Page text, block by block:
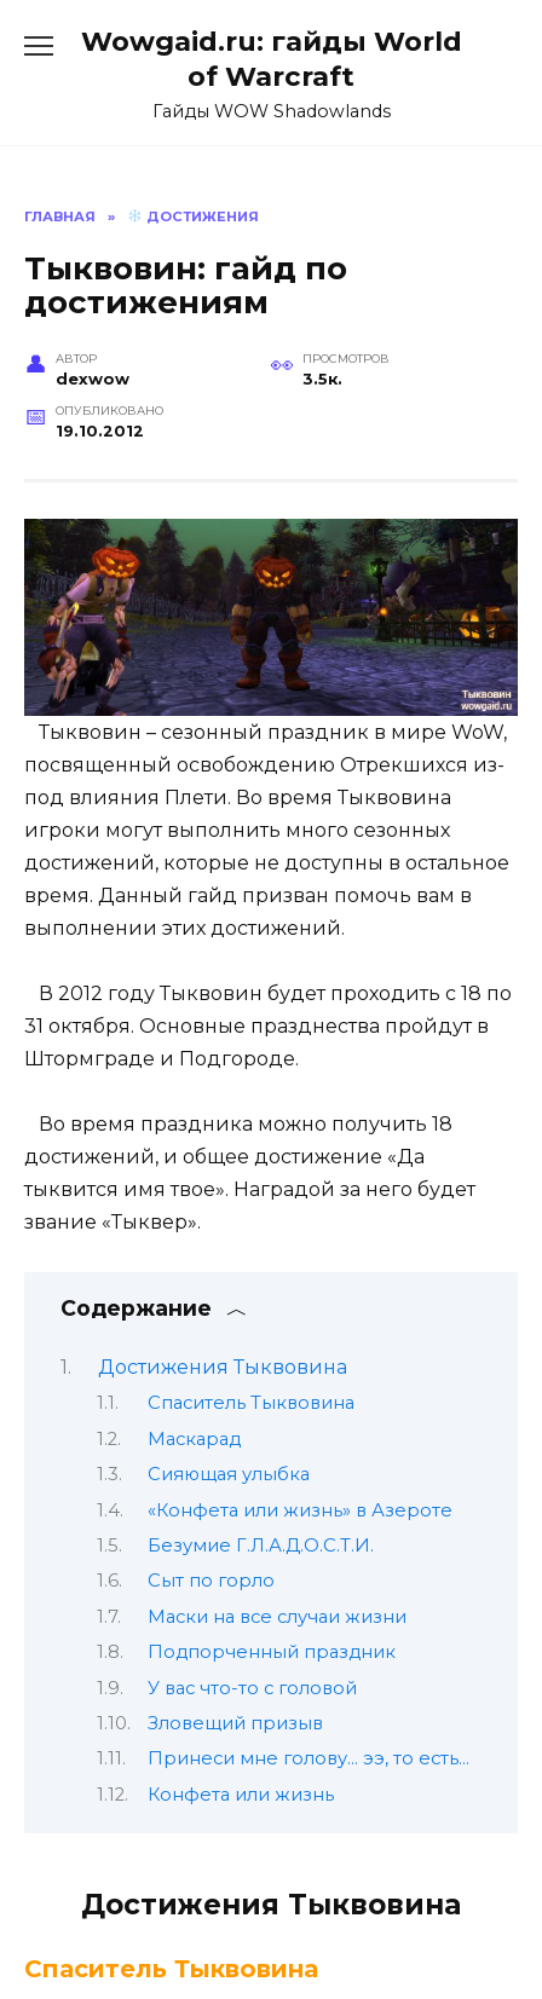
Wowgaid.ru: гайды World
of Warcraft
Гайды WOW Shadowlands
ГЛАВНАЯ » ДОСТИЖЕНИЯ
Тыквовин: гайд по
достижениям
АВТОР
dexwow
ПРОСМОТРОВ
3.5к.
ОПУБЛИКОВАНО
19.10.2012
Тыквовин – сезонный праздник в мире WoW,
посвященный освобождению Отрекшихся из-
под влияния Плети. Во время Тыквовина
игроки могут выполнить много сезонных
достижений, которые не доступны в остальное
время. Данный гайд призван помочь вам в
выполнении этих достижений.
В 2012 году Тыквовин будет проходить с 18 по
31 октября. Основные празднества пройдут в
Штормграде и Подгороде.
Во время праздника можно получить 18
достижений, и общее достижение «Да
тыквится имя твое». Наградой за него будет
звание «Тыквер».
Содержание
Достижения Тыквовина
Спаситель Тыквовина
Маскарад
Сияющая улыбка
«Конфета или жизнь» в Азероте
Безумие Г.Л.А.Д.О.С.Т.И.
Сыт по горло
Маски на все случаи жизни
Подпорченный праздник
У вас что-то с головой
Зловещий призыв
Принеси мне голову… ээ, то есть…
Конфета или жизнь
Достижения Тыквовина
Спаситель Тыквовина